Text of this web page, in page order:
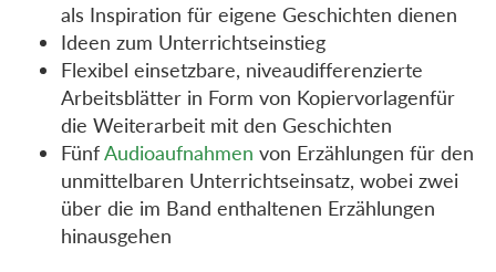
als Inspiration für eigene Geschichten dienen
Ideen zum Unterrichtseinstieg
Flexibel einsetzbare, niveaudifferenzierte
Arbeitsblätter in Form von Kopiervorlagenfür
die Weiterarbeit mit den Geschichten
FünfAudioaufnahmen von Erzählungen für den
unmittelbaren Unterrichtseinsatz, wobei zwei
über die im Band enthaltenen Erzählungen
hinausgehen